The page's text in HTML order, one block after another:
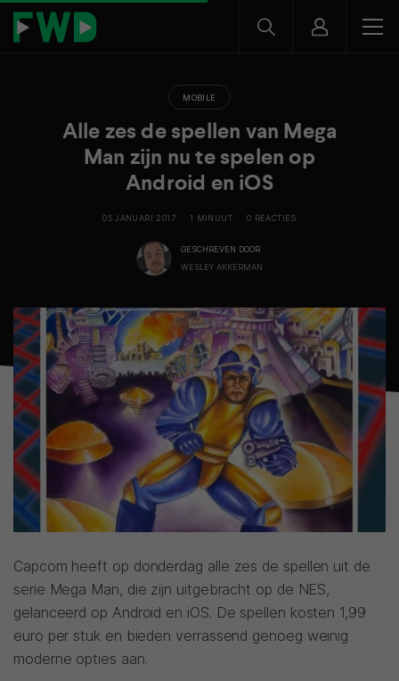
MOBILE
Alle zes de spellen van Mega
Man zijn nu te spelen op
Android en iOS
05 JANUARI 2017 1 MINUUT 0 REACTIES
GESCHREVEN DOOR
WESLEY AKKERMAN
Capcom heeft op donderdag alle zes de spellen uit de
serie Mega Man, die zijn uitgebracht op de NES,
gelanceerd op Android en iOS. De spellen kosten 1,99
euro per stuk en bieden verrassend genoeg weinig
moderne opties aan.